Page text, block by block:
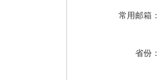
常用邮箱：
省份：